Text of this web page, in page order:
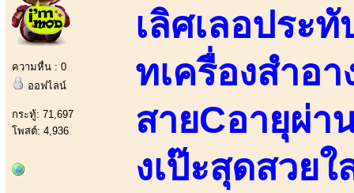
ความหื่น : 0
ออฟไลน์
กระทู้: 71,697
โพสต์: 4,936
เลิศเลอประ
ทเครื่องสำอ
สายCอายุผ่า
งเป๊ะสุดสวย